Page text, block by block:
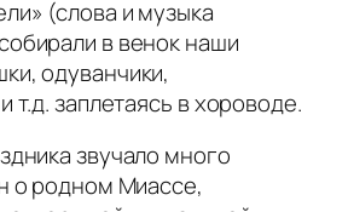
(слова и музыка
в венок наши
одуванчики,
т.д. заплетаясь в хороводе.
звучало много
о родном Миассе,